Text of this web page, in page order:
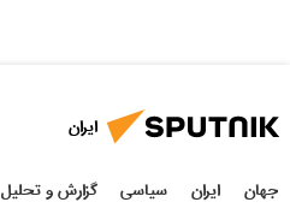
ایران
جهان ایران سیاسی گزارش و تحلیل